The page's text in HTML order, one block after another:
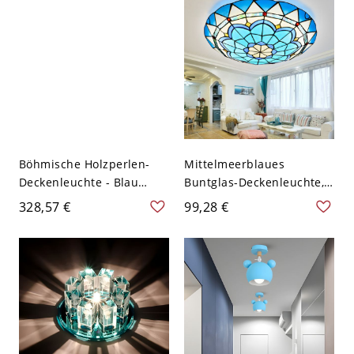
Böhmische Holzperlen-
Deckenleuchte - Blau
110V-120V 38,1 cm
328,57 €
Mittelmeerblaues
Buntglas-Deckenleuchte,
Tiffany-Stil-Deckenlampe -
110V-120V 30,48 cm
Weißlicht
99,28 €